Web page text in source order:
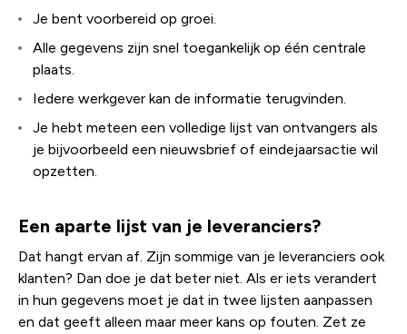
Je bent voorbereid op groei.
Alle gegevens zijn snel toegankelijk op één centrale
plaats.
Iedere werkgever kan de informatie terugvinden.
Je hebt meteen een volledige lijst van ontvangers als
je bijvoorbeeld een nieuwsbrief of eindejaarsactie wil
opzetten.
Een aparte lijst van je leveranciers?
Dat hangt ervan af. Zijn sommige van je leveranciers ook
klanten? Dan doe je dat beter niet. Als er iets verandert
in hun gegevens moet je dat in twee lijsten aanpassen
en dat geeft alleen maar meer kans op fouten. Zet ze